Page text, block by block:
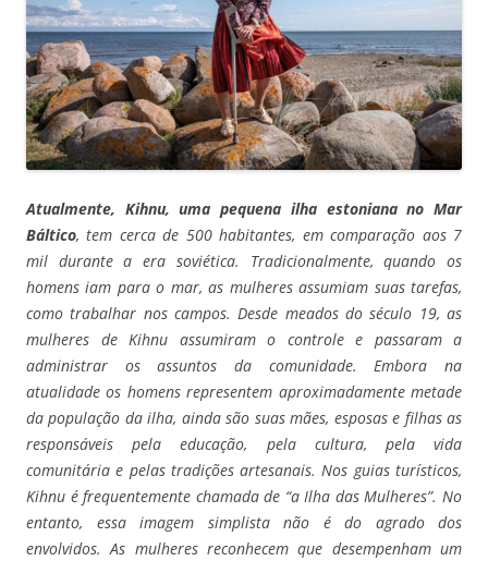
Atualmente, Kihnu, uma pequena ilha estoniana no Mar
Báltico, tem cerca de 500 habitantes, em comparação aos 7
mil durante a era soviética. Tradicionalmente, quando os
homens iam para o mar, as mulheres assumiam suas tarefas,
como trabalhar nos campos. Desde meados do século 19, as
mulheres de Kihnu assumiram o controle e passaram a
administrar os assuntos da comunidade. Embora na
atualidade os homens representem aproximadamente metade
da população da ilha, ainda são suas mães, esposas e filhas as
responsáveis pela educação, pela cultura, pela vida
comunitária e pelas tradições artesanais. Nos guias turísticos,
Kihnu é frequentemente chamada de “a Ilha das Mulheres”. No
entanto, essa imagem simplista não é do agrado dos
envolvidos. As mulheres reconhecem que desempenham um